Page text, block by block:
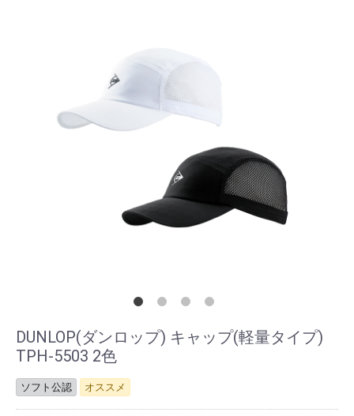
DUNLOP(ダンロップ) キャップ(軽量タイプ)
TPH-5503 2色
ソフト公認 オススメ